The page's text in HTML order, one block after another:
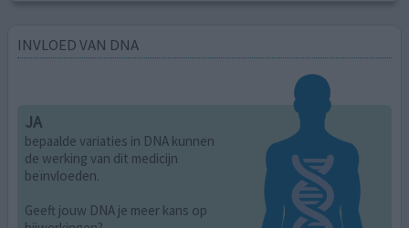
INVLOED VAN DNA
JA
bepaalde variaties in DNA kunnen
de werking van dit medicijn
beïnvloeden.
Geeft jouw DNA je meer kans op